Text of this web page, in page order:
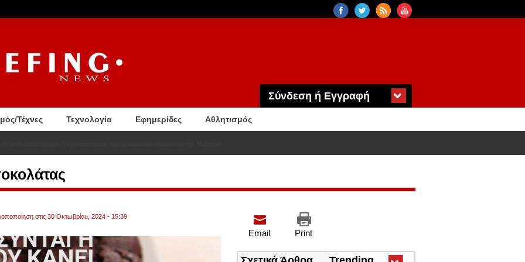
Σύνδεση ή Εγγραφή
Τέχνες Τεχνολογία Εφημερίδες Αθλητισμός
στις 30 Οκτωβρίου, 2024 - 15:39
Print
Email